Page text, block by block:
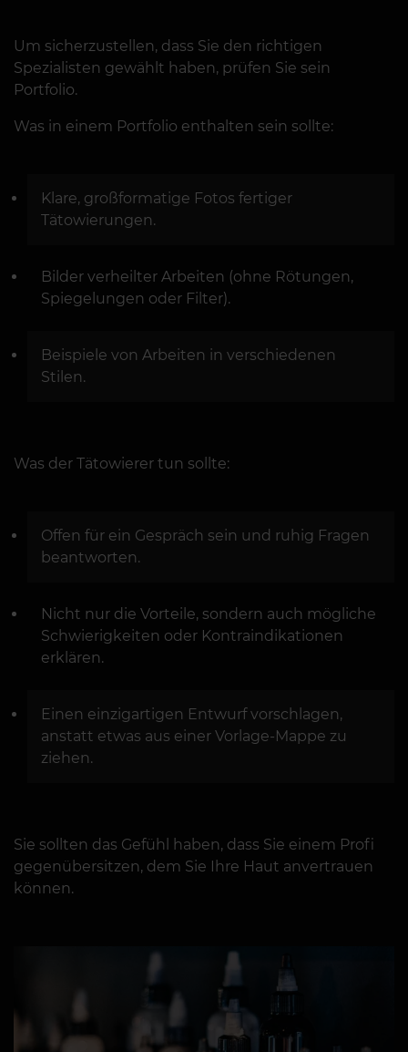
Um sicherzustellen, dass Sie den richtigen
Spezialisten gewählt haben, prüfen Sie sein
Portfolio.
Was in einem Portfolio enthalten sein sollte:
Klare, großformatige Fotos fertiger
Tätowierungen.
Bilder verheilter Arbeiten (ohne Rötungen,
Spiegelungen oder Filter).
Beispiele von Arbeiten in verschiedenen
Stilen.
Was der Tätowierer tun sollte:
Offen für ein Gespräch sein und ruhig Fragen
beantworten.
Nicht nur die Vorteile, sondern auch mögliche
Schwierigkeiten oder Kontraindikationen
erklären.
Einen einzigartigen Entwurf vorschlagen,
anstatt etwas aus einer Vorlage-Mappe zu
ziehen.
Sie sollten das Gefühl haben, dass Sie einem Profi
gegenübersitzen, dem Sie Ihre Haut anvertrauen
können.